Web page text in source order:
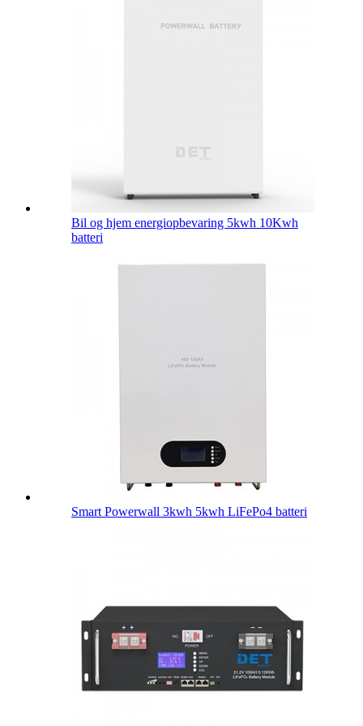
Bil og hjem energiopbevaring 5kwh 10Kwh
batteri
Smart Powerwall 3kwh 5kwh LiFePo4 batteri